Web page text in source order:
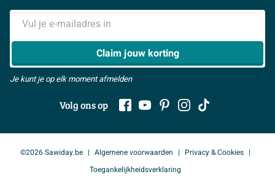
> Naar inspiratie
Samenwerken
> Alles over showrooms
E-mailadres
Claim jouw korting
Je kunt je op elk moment afmelden
Volg ons op
©2026 Sawiday.be Algemene voorwaarden
Privacy & Cookies
Toegankelijkheidsverklaring